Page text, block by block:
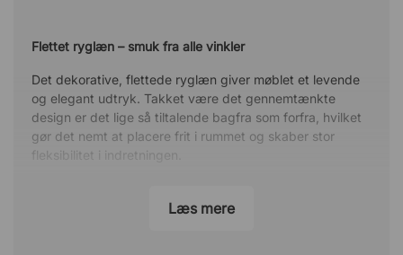
Flettet ryglæn – smuk fra alle vinkler
Det dekorative, flettede ryglæn giver møblet et levende
og elegant udtryk. Takket være det gennemtænkte
design er det lige så tiltalende bagfra som forfra, hvilket
gør det nemt at placere frit i rummet og skaber stor
fleksibilitet i indretningen.
Læs mere